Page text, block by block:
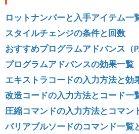
ロットナンバーと入手アイテム一
スタイルチェンジの条件と回数
おすすめプログラムアドバンス（
プログラムアドバンスの効果一覧
エキストラコードの入力方法と効
改造コードの入力方法とコード一
圧縮コマンドの入力方法とコマン
バリアブルソードのコマンド一覧